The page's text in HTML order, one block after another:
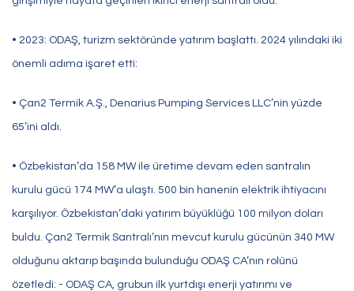
• 2023: ODAŞ, turizm sektöründe yatırım başlattı. 2024 yılındaki iki
önemli adıma işaret etti:
• Çan2 Termik A.Ş., Denarius Pumping Services LLC’nin yüzde
65’ini aldı.
• Özbekistan’da 158 MW ile üretime devam eden santralın
kurulu gücü 174 MW’a ulaştı. 500 bin hanenin elektrik ihtiyacını
karşılıyor. Özbekistan’daki yatırım büyüklüğü 100 milyon doları
buldu. Çan2 Termik Santralı’nın mevcut kurulu gücünün 340 MW
olduğunu aktarıp başında bulunduğu ODAŞ CA’nın rolünü
özetledi: - ODAŞ CA, grubun ilk yurtdışı enerji yatırımı ve